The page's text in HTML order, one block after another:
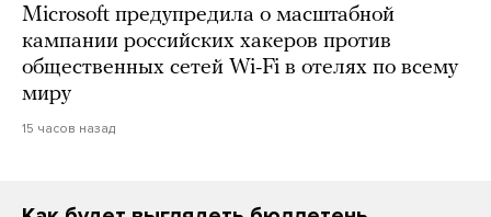
Microsoft предупредила о масштабной
кампании российских хакеров против
общественных сетей Wi-Fi в отелях по всему
миру
15 часов назад